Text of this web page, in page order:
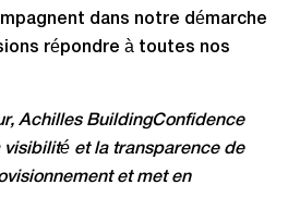
dans notre démarche
répondre à toutes nos
Achilles BuildingConfidence
visibilité et la transparence de
et met en